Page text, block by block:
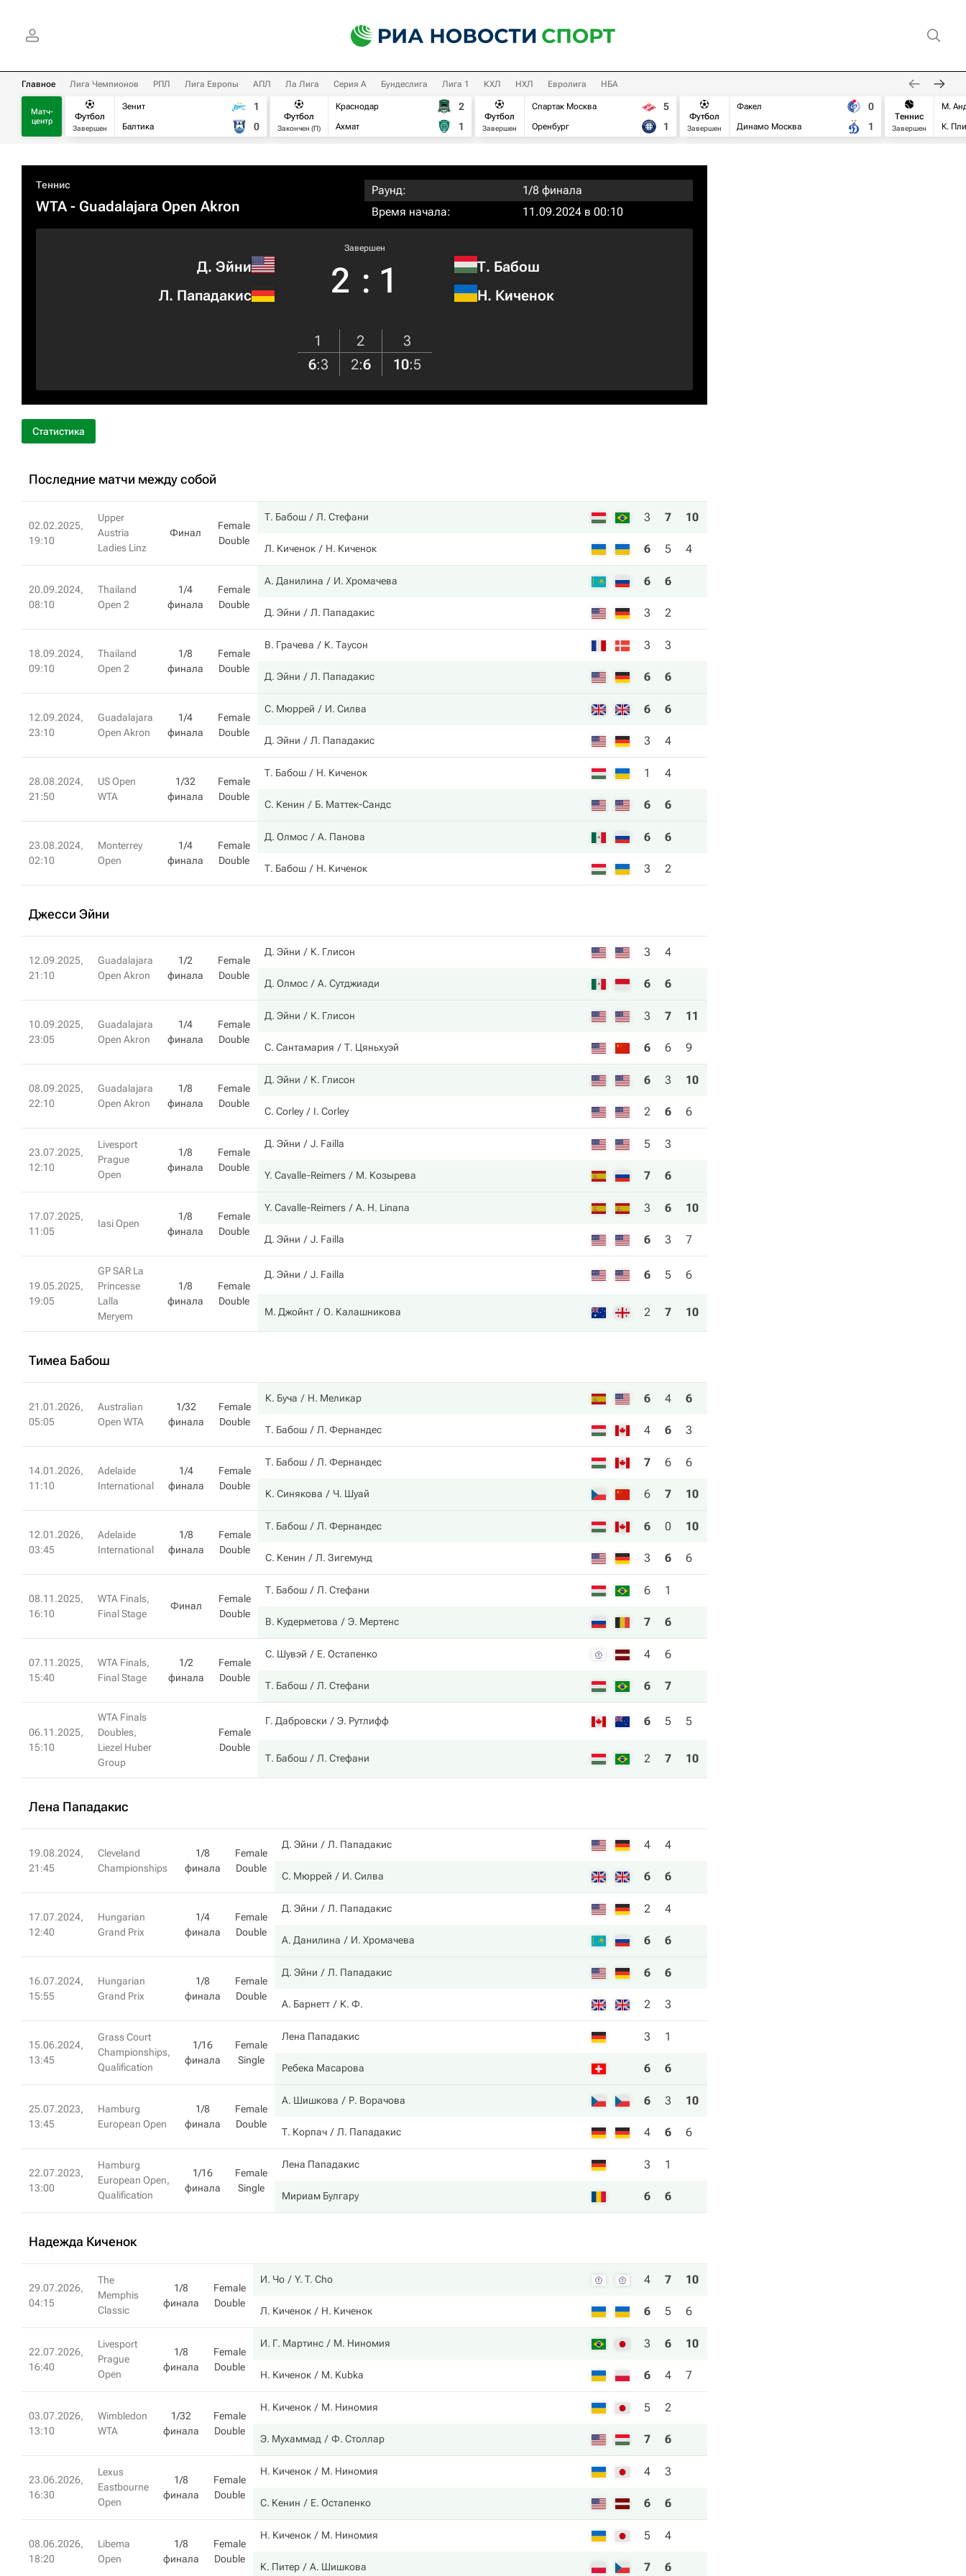
Главное Лига Чемпионов РПЛ Лига Европы АПЛ Ла Лига Серия А Бундеслига Лига 1 КХЛ НХЛ Евролига НБА
Матч-
центр
Футбол
Завершен
Зенит
Балтика
1
0
Футбол
Закончен (П)
Краснодар
Ахмат
2
1
Футбол
Завершен
Спартак Москва
Оренбург
5
1
Футбол
Завершен
Факел
Динамо Москва
0
1
Теннис
Завершен
М.
К.
Теннис
WTA- Guadalajara Open Akron
Раунд:
1/8 финала
Время начала:
11.09.2024 в 00:10
Д. Эйни
Л. Пападакис
Завершен
2 : 1
Т. Бабош
Н. Киченок
1 2
3
6:3 2:6 10:5
Статистика
Последние матчи между собой
02.02.2025,
19:10
Upper
Austria
Ladies Linz
Финал
Female
Double
Т. Бабош Л. Стефани 3 7 10
Л. Киченок Н. Киченок 6 5 4
20.09.2024,
08:10
Thailand
Open 2
1/4
финала
Female
Double
А. Данилина И. Хромачева 6 6
Д. Эйни Л. Пападакис 3 2
18.09.2024,
09:10
Thailand
Open 2
1/8
финала
Female
Double
В. Грачева К. Таусон 3 3
Д. Эйни Л. Пападакис 6 6
12.09.2024,
23:10
Guadalajara
Open Akron
1/4
финала
Female
Double
С. Мюррей И. Силва 6 6
Д. Эйни Л. Пападакис 3 4
28.08.2024,
21:50
US Open
WTA
1/32
финала
Female
Double
Т. Бабош Н. Киченок 1 4
С. Кенин Б. Маттек-Сандс 6 6
23.08.2024,
02:10
Monterrey
Open
1/4
финала
Female
Double
Д. Олмос А. Панова 6 6
Т. Бабош Н. Киченок 3 2
Джесси Эйни
12.09.2025,
21:10
Guadalajara
Open Akron
1/2
финала
Female
Double
Д. Эйни К. Глисон 3 4
Д. Олмос А. Сутджиади 6 6
10.09.2025,
23:05
Guadalajara
Open Akron
1/4
финала
Female
Double
Д. Эйни К. Глисон 3 7 11
С. Сантамария Т. Цяньхуэй 6 6 9
08.09.2025,
22:10
Guadalajara
Open Akron
1/8
финала
Female
Double
Д. Эйни К. Глисон 6 3 10
C. Corley I. Corley 2 6 6
23.07.2025,
12:10
Livesport
Prague
Open
1/8
финала
Female
Double
Д. Эйни J. Failla 5 3
Y. Cavalle-Reimers М. Козырева 7 6
17.07.2025,
11:05
Iasi Open
1/8
финала
Female
Double
Y. Cavalle-Reimers A. H. Linana 3 6 10
Д. Эйни J. Failla 6 3 7
19.05.2025,
19:05
GP SAR La
Princesse
Lalla
Meryem
1/8
финала
Female
Double
Д. Эйни J. Failla 6 5 6
М. Джойнт О. Калашникова 2 7 10
Тимеа Бабош
21.01.2026,
05:05
Australian
Open WTA
1/32
финала
Female
Double
К. Буча Н. Меликар 6 4 6
Т. Бабош Л. Фернандес 4 6 3
14.01.2026,
11:10
Adelaide
International
1/4
финала
Female
Double
Т. Бабош Л. Фернандес 7 6 6
К. Синякова Ч. Шуай 6 7 10
12.01.2026,
03:45
Adelaide
International
1/8
финала
Female
Double
Т. Бабош Л. Фернандес 6 0 10
С. Кенин Л. Зигемунд 3 6 6
08.11.2025,
16:10
WTA Finals,
Final Stage
Финал
Female
Double
Т. Бабош Л. Стефани 6 1
В. Кудерметова Э. Мертенс 7 6
07.11.2025,
15:40
WTA Finals,
Final Stage
1/2
финала
Female
Double
С. Шувэй Е. Остапенко 4 6
Т. Бабош Л. Стефани 6 7
06.11.2025,
15:10
WTA Finals
Doubles,
Liezel Huber
Group
Female
Double
Г. Дабровски Э. Рутлифф 6 5 5
Т. Бабош Л. Стефани 2 7 10
Лена Пападакис
19.08.2024,
21:45
Cleveland
Championships
1/8
финала
Female
Double
Д. Эйни Л. Пападакис 4 4
С. Мюррей И. Силва 6 6
17.07.2024,
12:40
Hungarian
Grand Prix
1/4
финала
Female
Double
Д. Эйни Л. Пападакис 2 4
А. Данилина И. Хромачева 6 6
16.07.2024,
15:55
Hungarian
Grand Prix
1/8
финала
Female
Double
Д. Эйни Л. Пападакис 6 6
А. Барнетт К. Ф. 2 3
15.06.2024,
13:45
Grass Court
Championships,
Qualification
1/16
финала
Female
Single
Лена Пападакис 3 1
Ребека Масарова 6 6
25.07.2023,
13:45
Hamburg
European Open
1/8
финала
Female
Double
А. Шишкова Р. Ворачова 6 3 10
Т. Корпач Л. Пападакис 4 6 6
22.07.2023,
13:00
Hamburg
European Open,
Qualification
1/16
финала
Female
Single
Лена Пападакис 3 1
Мириам Булгару 6 6
Надежда Киченок
29.07.2026,
04:15
The
Memphis
Classic
1/8
финала
Female
Double
И. Чо Y. T. Cho 4 7 10
Л. Киченок Н. Киченок 6 5 6
22.07.2026,
16:40
Livesport
Prague
Open
1/8
финала
Female
Double
И. Г. Мартинс М. Ниномия 3 6 10
Н. Киченок M. Kubka 6 4 7
03.07.2026,
13:10
Wimbledon
WTA
1/32
финала
Female
Double
Н. Киченок М. Ниномия 5 2
Э. Мухаммад Ф. Столлар 7 6
23.06.2026,
16:30
Lexus
Eastbourne
Open
1/8
финала
Female
Double
Н. Киченок М. Ниномия 4 3
С. Кенин Е. Остапенко 6 6
08.06.2026,
18:20
Libema
Open
1/8
финала
Female
Double
Н. Киченок М. Ниномия 5 4
К. Питер А. Шишкова 7 6